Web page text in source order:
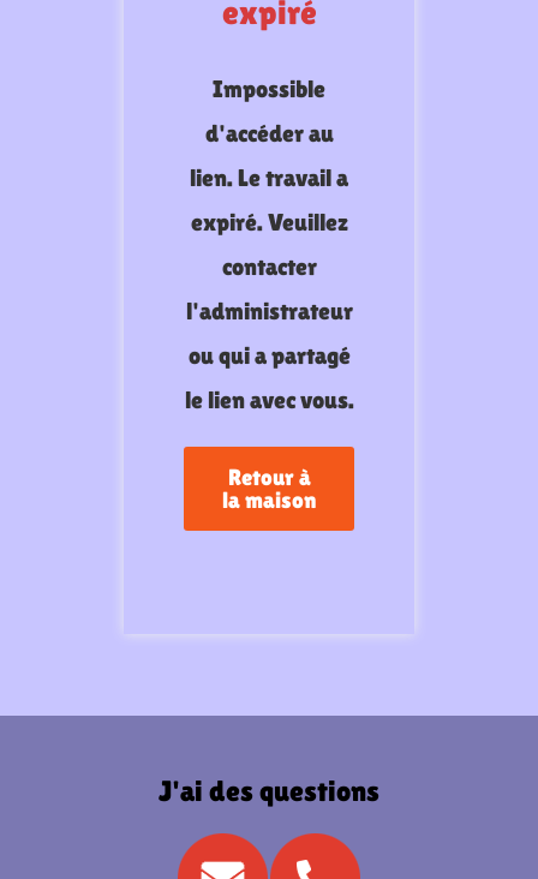
expiré
Impossible
d'accéder au
lien. Le travail a
expiré. Veuillez
contacter
l'administrateur
ou qui a partagé
le lien avec vous.
Retour à
la maison
J'ai des questions